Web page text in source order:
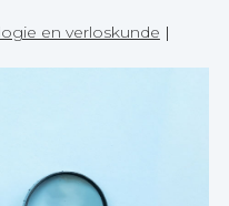
en verloskunde |